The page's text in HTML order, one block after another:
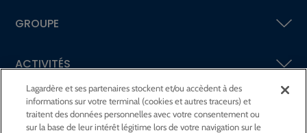
GROUPE
ACTIVITÉS
ACTIONNAIRES &INVESTISSEURS
Lagardère et ses partenaires stockent et/ou accèdent à des
informations sur votre terminal (cookies et autres traceurs) et
traitent des données personnelles avec votre consentement ou
sur la base de leur intérêt légitime lors de votre navigation sur le